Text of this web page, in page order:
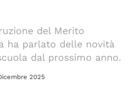
del Merito
ha parlato delle novità
dal prossimo anno.
2025